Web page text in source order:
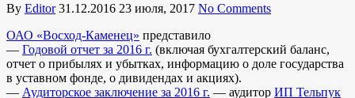
By Editor 31.12.2016 23 июля, 2017 No Comments
ОАО «Восход-Каменец» представило
— Годовой отчет за 2016 г. (включая бухгалтерский баланс,
отчет о прибылях и убытках, информацию о доле государства
в уставном фонде, о дивидендах и акциях).
— Аудиторское заключение за 2016 г. — аудитор ИП Тельпук